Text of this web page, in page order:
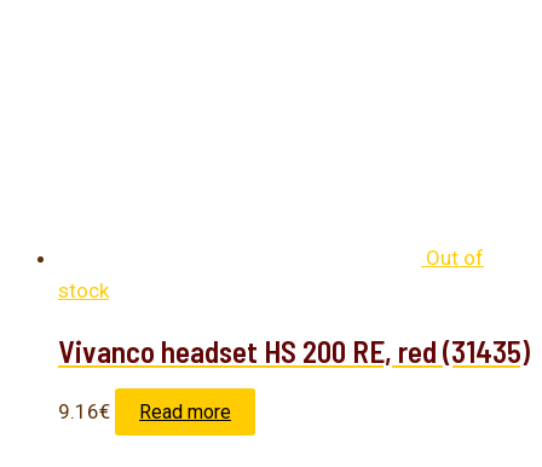
Out of
stock
Vivanco headset HS 200 RE, red (31435)
9.16€ Read more